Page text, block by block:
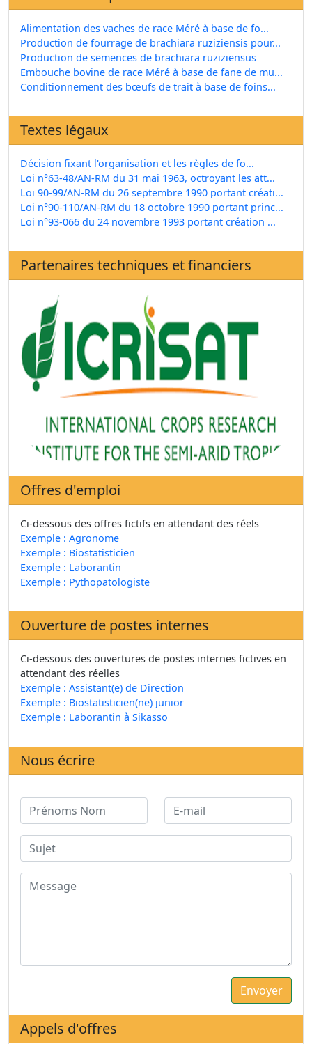
Alimentation des vaches de race Méré à base de fo...
Production de fourrage de brachiara ruziziensis pour...
Production de semences de brachiara ruziziensus
Embouche bovine de race Méré à base de fane de mu...
Conditionnement des bœufs de trait à base de foins...
Textes légaux
Décision fixant l'organisation et les règles de fo...
Loi n°63-48/AN-RM du 31 mai 1963, octroyant les att...
Loi 90-99/AN-RM du 26 septembre 1990 portant créati...
Loi n°90-110/AN-RM du 18 octobre 1990 portant princ...
Loi n°93-066 du 24 novembre 1993 portant création ...
Partenaires techniques et financiers
Offres d'emploi
Ci-dessous des offres fictifs en attendant des réels
Exemple : Agronome
Exemple : Biostatisticien
Exemple : Laborantin
Exemple : Pythopatologiste
Ouverture de postes internes
Ci-dessous des ouvertures de postes internes fictives en
attendant des réelles
Exemple : Assistant(e) de Direction
Exemple : Biostatisticien(ne) junior
Exemple : Laborantin à Sikasso
Nous écrire
Appels d'offres